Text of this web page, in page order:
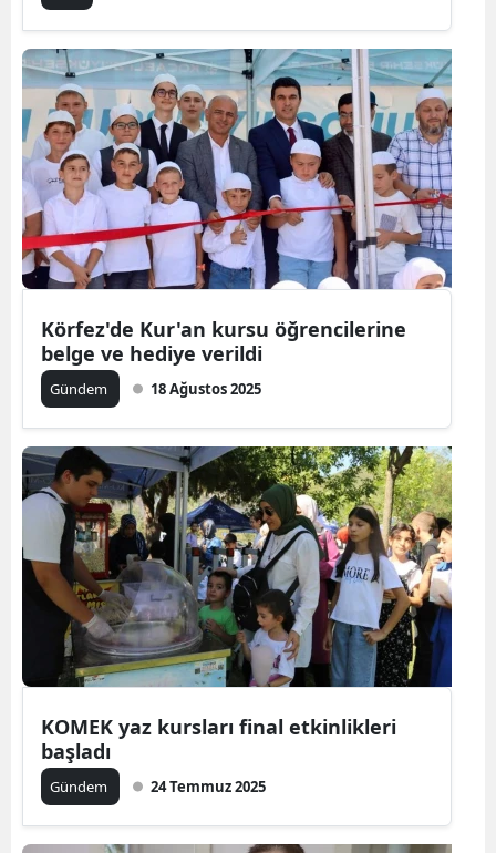
Körfez'de Kur'an kursu öğrencilerine
belge ve hediye verildi
Gündem 18 Ağustos 2025
KOMEK yaz kursları final etkinlikleri
başladı
Gündem 24 Temmuz 2025